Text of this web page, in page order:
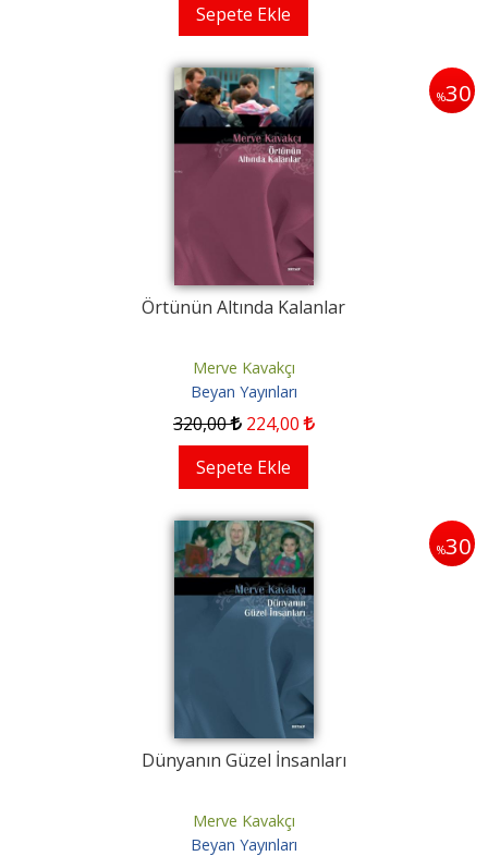
Sepete Ekle
%30
Örtünün Altında Kalanlar
Merve Kavakçı
Beyan Yayınları
320,00 224,00
Sepete Ekle
%30
Dünyanın Güzel İnsanları
Merve Kavakçı
Beyan Yayınları